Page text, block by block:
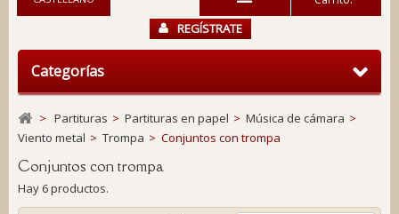
REGÍSTRATE
Categorías
> Partituras > Partituras en papel > Música de cámara >
Viento metal > Trompa > Conjuntos con trompa
Conjuntos con trompa
Hay 6 productos.